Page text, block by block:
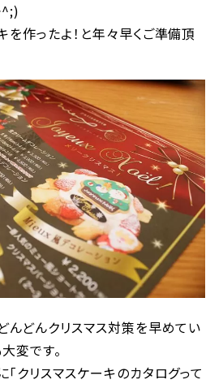
作ったよ！と年々早くご準備頂
んどんクリスマス対策を早めてい
変です。
クリスマスケーキのカタログって